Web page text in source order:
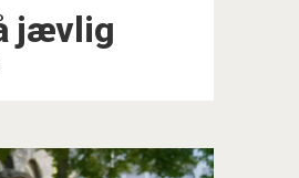
jævlig